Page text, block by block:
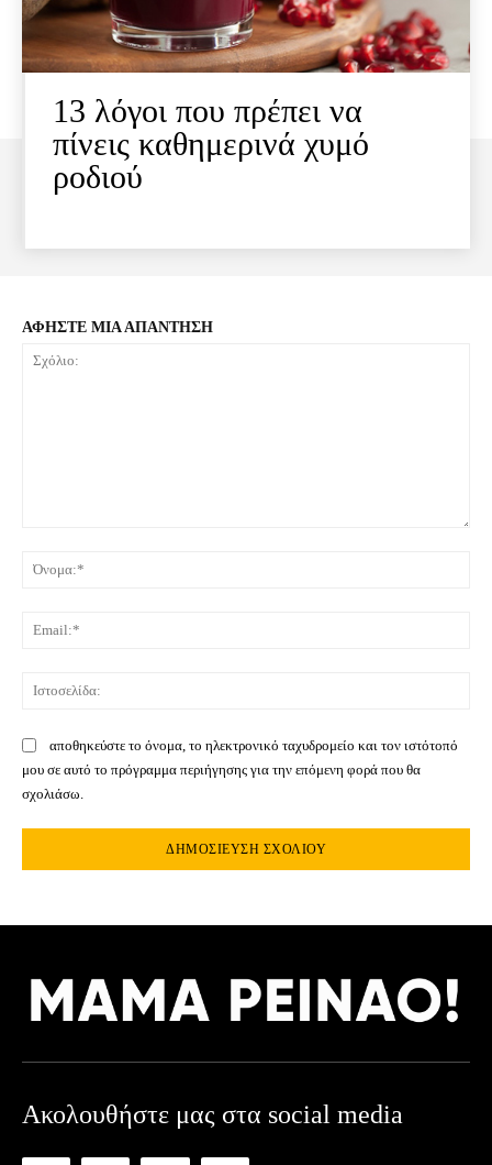
13 λόγοι που πρέπει να
πίνεις καθημερινά χυμό
ροδιού
ΑΦΗΣΤΕ ΜΙΑ ΑΠΑΝΤΗΣΗ
αποθηκεύστε το όνομα, το ηλεκτρονικό ταχυδρομείο και τον ιστότοπό
μου σε αυτό το πρόγραμμα περιήγησης για την επόμενη φορά που θα
σχολιάσω.
Ακολουθήστε μας στα social media